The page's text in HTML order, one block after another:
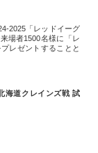
2025「レッドイーグ
場者1500名様に「レ
レゼントすることと
海道クレインズ戦 試